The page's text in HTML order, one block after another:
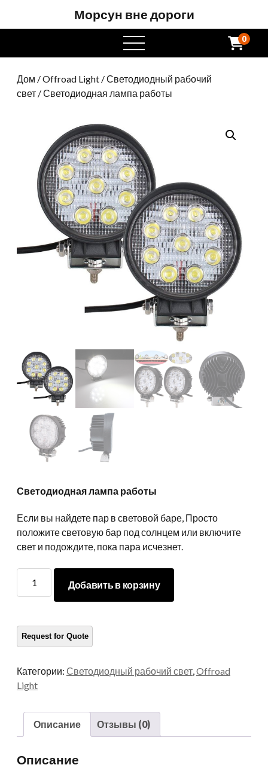
Морсун вне дороги
Открытое
меню
0
Дом /Offroad Light /Светодиодный рабочий
свет / Светодиодная лампа работы
Светодиодная лампа работы
Если вы найдете пар в световой баре, Просто
положите световую бар под солнцем или включите
свет и подождите, пока пара исчезнет.
лампа
Добавить в корзину
Категории: Светодиодный рабочий свет Offroad
Light
Описание Отзывы (0)
Описание